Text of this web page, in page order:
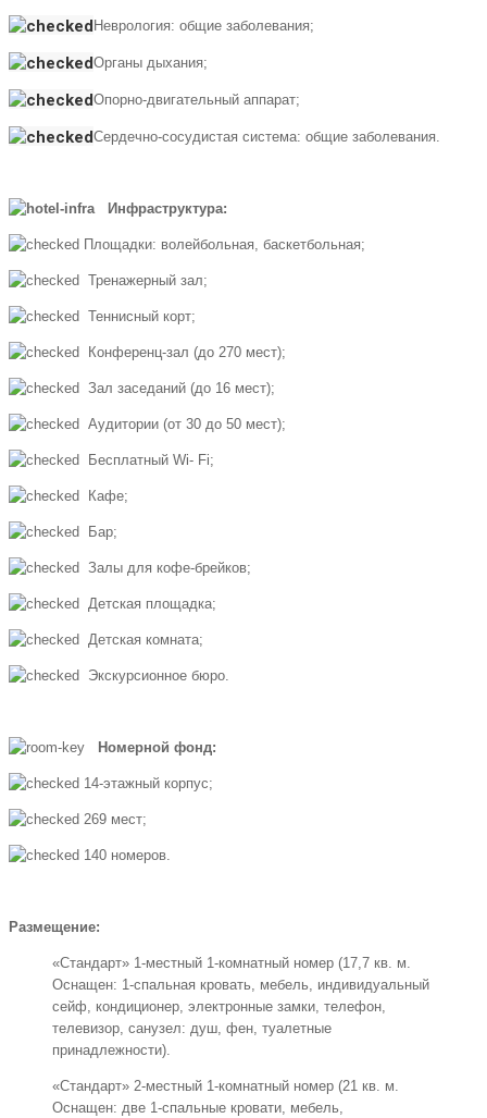
Неврология: общие заболевания;
Органы дыхания;
Опорно-двигательный аппарат;
Сердечно-сосудистая система: общие заболевания.
Инфраструктура:
Площадки: волейбольная, баскетбольная;
Тренажерный зал;
Теннисный корт;
Конференц-зал (до 270 мест);
Зал заседаний (до 16 мест);
Аудитории (от 30 до 50 мест);
Бесплатный Wi- Fi;
Кафе;
Бар;
Залы для кофе-брейков;
Детская площадка;
Детская комната;
Экскурсионное бюро.
Номерной фонд:
14-этажный корпус;
269 мест;
140 номеров.
Размещение:
«Стандарт» 1-местный 1-комнатный номер (17,7 кв. м.
Оснащен: 1-спальная кровать, мебель, индивидуальный
сейф, кондиционер, электронные замки, телефон,
телевизор, санузел: душ, фен, туалетные
принадлежности).
«Стандарт» 2-местный 1-комнатный номер (21 кв. м.
Оснащен: две 1-спальные кровати, мебель,